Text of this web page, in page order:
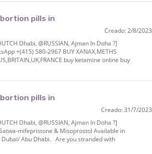
pills in
In Do
Creado: 2/8/2023
Dhabi, @RUSSIAN, Ajman In Doha ?]
+(415) 580-2967 BUY XANAX,METHS
buy ketamine online buy
pills in
In Do
Creado: 31/7/2023
Dhabi, @RUSSIAN, Ajman In Doha ?]
mifepristone & Misoprostol Available in
Dubai/ Abu Dhabi. Are you stranded with